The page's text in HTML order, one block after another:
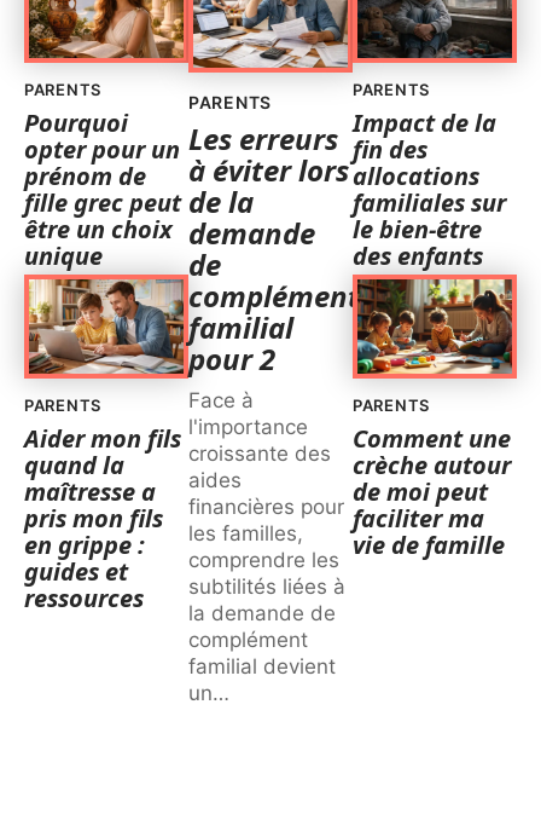
PARENTS
Pourquoi
opter pour un
prénom de
fille grec peut
être un choix
unique
PARENTS
Aider mon fils
quand la
maîtresse a
pris mon fils
en grippe :
guides et
ressources
PARENTS
Les erreurs
à éviter lors
de la
demande
de
complément
familial
pour 2
Face à
l'importance
croissante des
aides
financières pour
les familles,
comprendre les
subtilités liées à
la demande de
complément
familial devient
un…
PARENTS
Impact de la
fin des
allocations
familiales sur
le bien-être
des enfants
PARENTS
Comment une
crèche autour
de moi peut
faciliter ma
vie de famille